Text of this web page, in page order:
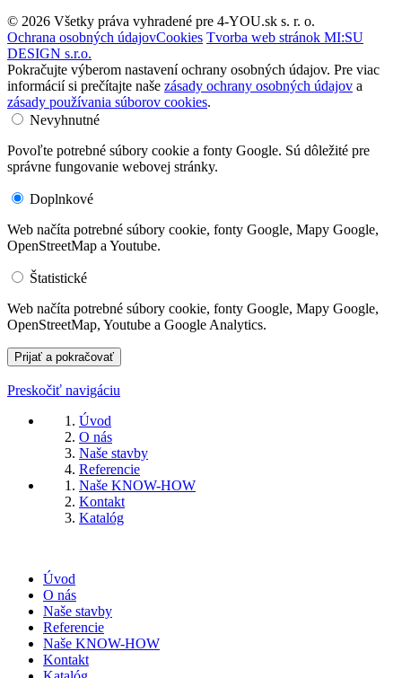
© 2026 Všetky práva vyhradené pre 4-YOU.sk s. r. o.
Ochrana osobných údajovCookies Tvorba web stránok MI:SU
DESIGN s.r.o.
Pokračujte výberom nastavení ochrany osobných údajov. Pre viac
informácií si prečítajte naše zásady ochrany osobných údajov a
zásady používania súborov cookies.
Nevyhnutné
Povoľte potrebné súbory cookie a fonty Google. Sú dôležité pre
správne fungovanie webovej stránky.
Doplnkové
Web načíta potrebné súbory cookie, fonty Google, Mapy Google,
OpenStreetMap a Youtube.
Štatistické
Web načíta potrebné súbory cookie, fonty Google, Mapy Google,
OpenStreetMap, Youtube a Google Analytics.
Preskočiť navigáciu
Úvod
O nás
Naše stavby
Referencie
Naše KNOW-HOW
Kontakt
Katalóg
Úvod
O nás
Naše stavby
Referencie
Naše KNOW-HOW
Kontakt